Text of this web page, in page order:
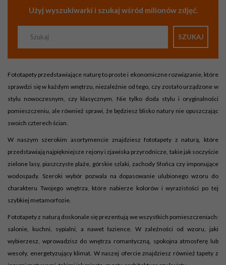
Fototapety przedstawiające naturę to proste i ekonomiczne rozwiązanie, które
sprawdzi się w każdym wnętrzu, niezależnie od tego, czy zostało urządzone w
stylu nowoczesnym, czy klasycznym. Nie tylko doda stylu i oryginalności
pomieszczeniu, ale również sprawi, że będziesz blisko natury nie opuszczając
swoich czterech ścian.
W naszym szerokim asortymencie znajdziesz fototapety z naturą, które
przedstawiają najpiękniejsze rejony i zjawiska przyrodnicze, takie jak soczyście
zielone lasy, piaszczyste plaże, górskie szlaki, zachody Słońca czy imponujące
wodospady. Szeroki wybór pozwala na dopasowanie ulubionego wzoru do
charakteru Twojego wnętrza, które nabierze kolorów i wyrazistości po tej
szybkiej metamorfozie.
Fototapety z naturą doskonale się prezentują we wszystkich pomieszczeniach:
salonie, kuchni, sypialni, a nawet łazience. W zależności od wzoru, jaki
wybierzesz, wprowadzisz do wnętrza romantyczną, spokojna atmosferę lub
wesoły, energetyzujący klimat. W naszej ofercie znajdziesz również tapety z
Użyj wyszukiwarki i szukaj wśród milionów zdjęć.
SZUKAJ